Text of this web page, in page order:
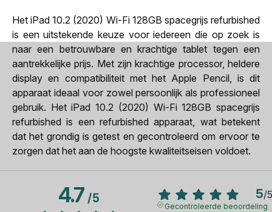
Het iPad 10.2 (2020) Wi-Fi 128GB spacegrijs refurbished
is een uitstekende keuze voor iedereen die op zoek is
naar een betrouwbare en krachtige tablet tegen een
aantrekkelijke prijs. Met zijn krachtige processor, heldere
display en compatibiliteit met het Apple Pencil, is dit
apparaat ideaal voor zowel persoonlijk als professioneel
gebruik. Het iPad 10.2 (2020) Wi-Fi 128GB spacegrijs
refurbished is een refurbished apparaat, wat betekent
dat het grondig is getest en gecontroleerd om ervoor te
zorgen dat het aan de hoogste kwaliteitseisen voldoet.
4.7/5 5/5
Gecontroleerde beoordeling